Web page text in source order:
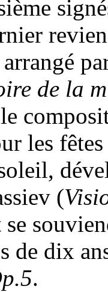
de la
les
(
de dix
.